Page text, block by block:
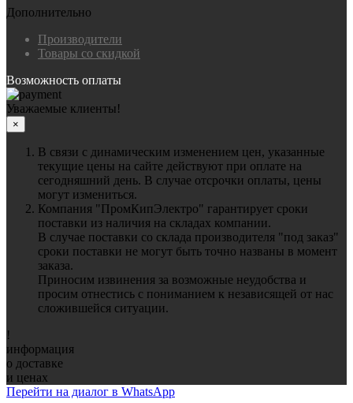
Дополнительно
Производители
Товары со скидкой
Возможность оплаты
Уважаемые клиенты!
×
В связи с динамическим изменением цен, указанные
текущие цены на сайте действуют при оплате на
сегодняшний день. В случае отсрочки оплаты, цены
могут измениться.
Компания "ПромКипЭлектро" гарантирует сроки
поставки из наличия на складах компании.
В случае поставки со склада производителя "под заказ"
сроки поставки не могут быть точно названы в момент
заказа.
Приносим извинения за возможные неудобства и
просим отнестись с пониманием к независящей от нас
сложившейся ситуации.
!
информация
о доставке
и ценах
Перейти на диалог в WhatsApp